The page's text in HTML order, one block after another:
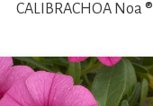
CALIBRACHOA Noa ®